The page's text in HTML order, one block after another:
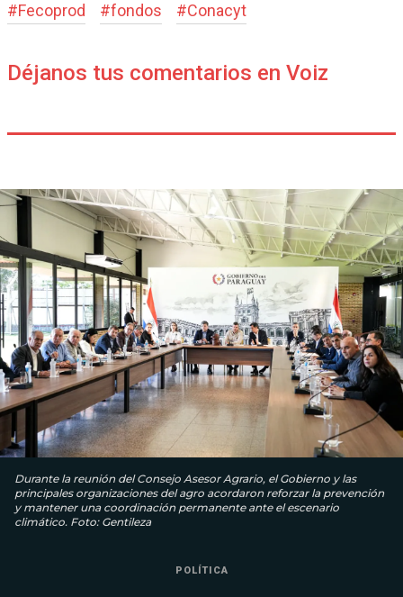
#Fecoprod #fondos #Conacyt
Déjanos tus comentarios en Voiz
Durante la reunión del Consejo Asesor Agrario, el Gobierno y las
principales organizaciones del agro acordaron reforzar la prevención
y mantener una coordinación permanente ante el escenario
climático. Foto: Gentileza
POLÍTICA